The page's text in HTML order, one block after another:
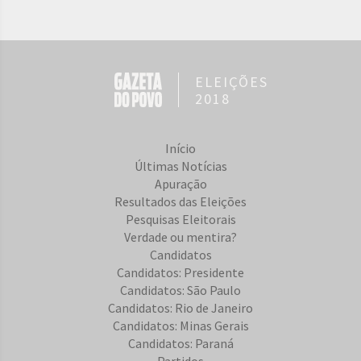
ELEIÇÕES
2018
Início
Últimas Notícias
Apuração
Resultados das Eleições
Pesquisas Eleitorais
Verdade ou mentira?
Candidatos
Candidatos: Presidente
Candidatos: São Paulo
Candidatos: Rio de Janeiro
Candidatos: Minas Gerais
Candidatos: Paraná